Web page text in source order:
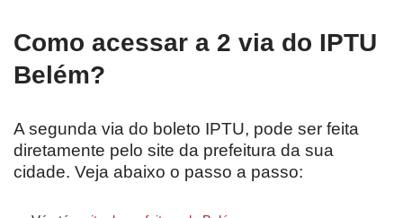
Como acessar a 2 via do IPTU
Belém?
A segunda via do boleto IPTU, pode ser feita
diretamente pelo site da prefeitura da sua
cidade. Veja abaixo o passo a passo: